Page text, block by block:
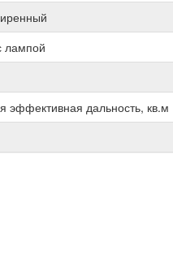
лампой
эффективная дальность, кв.м